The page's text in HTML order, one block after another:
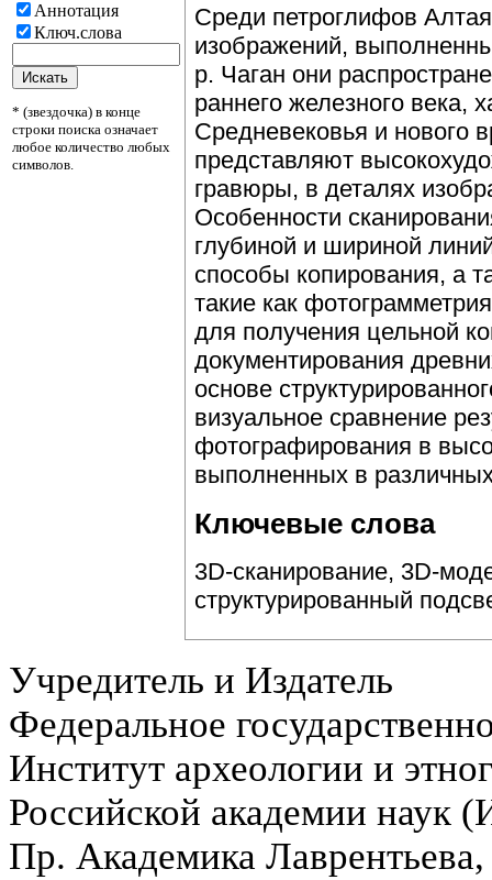
Аннотация
Ключ.слова
* (звездочка) в конце
строки поиска означает
любое количество любых
символов.
Среди петроглифов
изображений,
р. Чаган они
раннего железного века,
Средневековья и нового
представляют
гравюры, в деталях
Особенности
глубиной и шириной
способы копирования, а
такие как
для получения цельной
документирования
основе
визуальное сравнение
фотографирования в
выполненных в
Ключевые слова
3D-сканирование, 3D-
структурированный
Учредитель и Издатель
Федеральное
Институт археологии и
Российской академии
Пр. Академика